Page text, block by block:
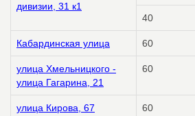
дивизии, 31 к1
40
Кабардинская улица 60
улица Хмельницкого -
улица Гагарина, 21
60
улица Кирова, 67 60